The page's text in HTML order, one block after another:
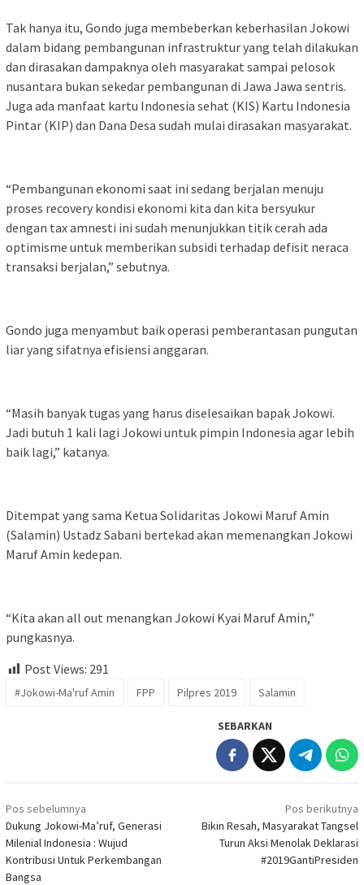
Tak hanya itu, Gondo juga membeberkan keberhasilan Jokowi
dalam bidang pembangunan infrastruktur yang telah dilakukan
dan dirasakan dampaknya oleh masyarakat sampai pelosok
nusantara bukan sekedar pembangunan di Jawa Jawa sentris.
Juga ada manfaat kartu Indonesia sehat (KIS) Kartu Indonesia
Pintar (KIP) dan Dana Desa sudah mulai dirasakan masyarakat.
“Pembangunan ekonomi saat ini sedang berjalan menuju
proses recovery kondisi ekonomi kita dan kita bersyukur
dengan tax amnesti ini sudah menunjukkan titik cerah ada
optimisme untuk memberikan subsidi terhadap defisit neraca
transaksi berjalan,” sebutnya.
Gondo juga menyambut baik operasi pemberantasan pungutan
liar yang sifatnya efisiensi anggaran.
“Masih banyak tugas yang harus diselesaikan bapak Jokowi.
Jadi butuh 1 kali lagi Jokowi untuk pimpin Indonesia agar lebih
baik lagi,” katanya.
Ditempat yang sama Ketua Solidaritas Jokowi Maruf Amin
(Salamin) Ustadz Sabani bertekad akan memenangkan Jokowi
Maruf Amin kedepan.
“Kita akan all out menangkan Jokowi Kyai Maruf Amin,”
pungkasnya.
Post Views: 291
#Jokowi-Ma'ruf Amin FPP Pilpres 2019 Salamin
SEBARKAN
Navigasi
pos
Pos sebelumnya
Dukung Jokowi-Ma’ruf, Generasi
Milenial Indonesia : Wujud
Kontribusi Untuk Perkembangan
Bangsa
Pos berikutnya
Bikin Resah, Masyarakat Tangsel
Turun Aksi Menolak Deklarasi
#2019GantiPresiden